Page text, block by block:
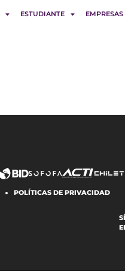
ESTUDIANTE EMPRESAS
POLÍTICAS DE PRIVACIDAD